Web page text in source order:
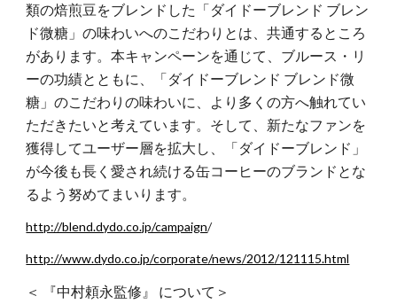
類の焙煎豆をブレンドした「ダイドーブレンド ブレン
ド微糖」の味わいへのこだわりとは、共通するところ
があります。本キャンペーンを通じて、ブルース・リ
ーの功績とともに、「ダイドーブレンド ブレンド微
糖」のこだわりの味わいに、より多くの方へ触れてい
ただきたいと考えています。そして、新たなファンを
獲得してユーザー層を拡大し、「ダイドーブレンド」
が今後も長く愛され続ける缶コーヒーのブランドとな
るよう努めてまいります。
http://blend.dydo.co.jp/campaign/
http://www.dydo.co.jp/corporate/news/2012/121115.html
＜ 『中村頼永監修』 について＞